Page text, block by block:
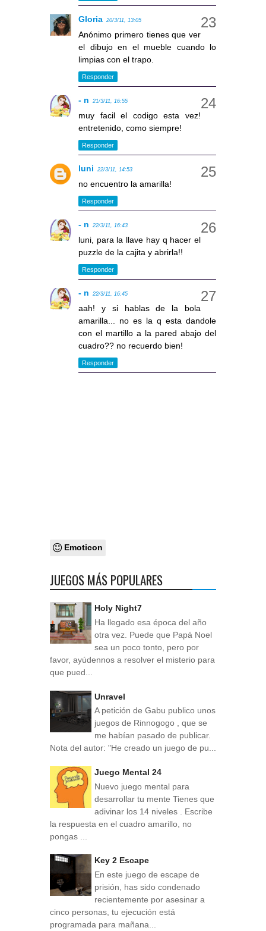
Gloria 20/3/11, 13:05
Anónimo primero tienes que ver
el dibujo en el mueble cuando lo
limpias con el trapo.
Responder
- n 21/3/11, 16:55
muy facil el codigo esta vez!
entretenido, como siempre!
Responder
luni 22/3/11, 14:53
no encuentro la amarilla!
Responder
- n 22/3/11, 16:43
luni, para la llave hay q hacer el
puzzle de la cajita y abrirla!!
Responder
- n 22/3/11, 16:45
aah! y si hablas de la bola
amarilla... no es la q esta dandole
con el martillo a la pared abajo del
cuadro?? no recuerdo bien!
Responder
Emoticon
JUEGOS MÁS POPULARES
Holy Night7
Ha llegado esa época del año
otra vez. Puede que Papá Noel
sea un poco tonto, pero por
favor, ayúdennos a resolver el misterio para
que pued...
Unravel
A petición de Gabu publico unos
juegos de Rinnogogo , que se
me habían pasado de publicar.
Nota del autor: "He creado un juego de pu...
Juego Mental 24
Nuevo juego mental para
desarrollar tu mente Tienes que
adivinar los 14 niveles . Escribe
la respuesta en el cuadro amarillo, no
pongas ...
Key 2 Escape
En este juego de escape de
prisión, has sido condenado
recientemente por asesinar a
cinco personas, tu ejecución está
programada para mañana...